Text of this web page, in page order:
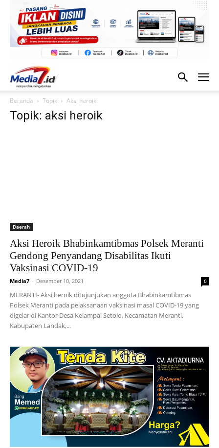
Beranda Topik Aksi heroik
Topik: aksi heroik
Daerah
Aksi Heroik Bhabinkamtibmas Polsek Meranti
Gendong Penyandang Disabilitas Ikuti
Vaksinasi COVID-19
Media7 - Desember 10, 2021 0
MERANTI- Aksi heroik ditujunjukan anggota Bhabinkamtibmas
Polsek Meranti pada pelaksanaan vaksinasi masal COVID-19 yang
digelar di Kantor Desa Kelampai Setolo, Kecamatan Meranti,
Kabupaten Landak,...